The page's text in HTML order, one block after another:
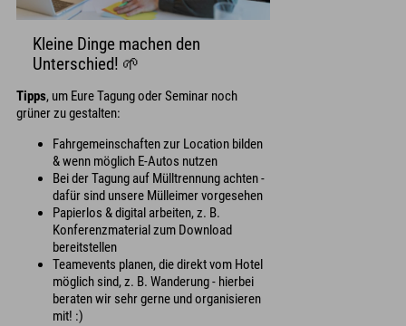
Kleine Dinge machen den
Unterschied! 🌱
Tipps, um Eure Tagung oder Seminar noch
grüner zu gestalten:
Fahrgemeinschaften zur Location bilden
& wenn möglich E-Autos nutzen
Bei der Tagung auf Mülltrennung achten -
dafür sind unsere Mülleimer vorgesehen
Papierlos & digital arbeiten, z. B.
Konferenzmaterial zum Download
bereitstellen
Teamevents planen, die direkt vom Hotel
möglich sind, z. B. Wanderung - hierbei
beraten wir sehr gerne und organisieren
mit! :)